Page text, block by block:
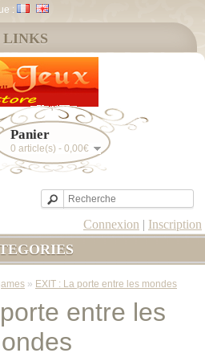
:
Panier
0 article(s) - 0,00€
Connexion | Inscription
LINKS
» EXIT : La porte entre les mondes
entre les